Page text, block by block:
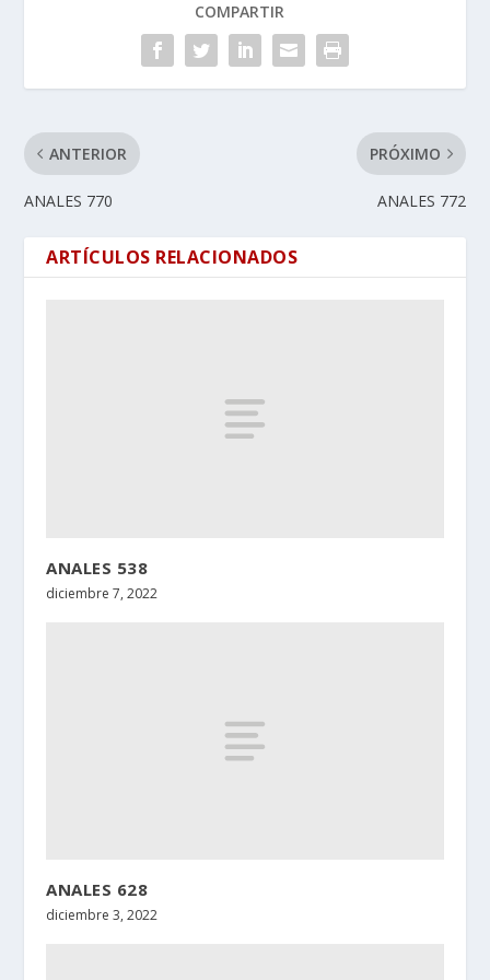
COMPARTIR
ANTERIOR
ANALES 770
PRÓXIMO
ANALES 772
ARTÍCULOS RELACIONADOS
ANALES 538
diciembre 7, 2022
ANALES 628
diciembre 3, 2022